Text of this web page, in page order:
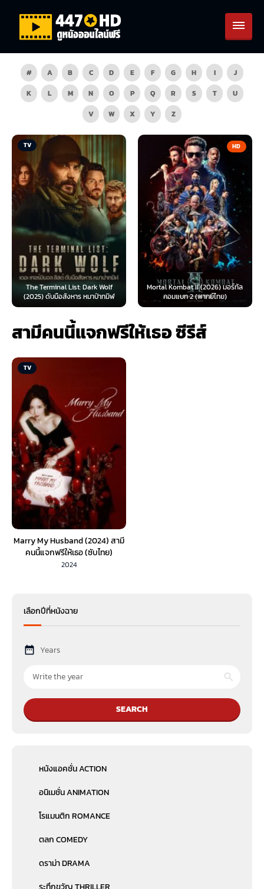
# A B C D E F G H I
J
K
L M N O P Q R S T
U
V
W X Y Z
TV
The Terminal List: Dark Wolf
(2025) ดับมือสังหาร หมาป่าทมิฬ
HD
Mortal Kombat II (2026) มอร์ทัล
คอมแบท 2 (พากย์ไทย)
สามีคนนี้แจกฟรีให้เธอ ซีรีส์
TV
Marry My Husband (2024) สามี
คนนี้แจกฟรีให้เธอ (ซับไทย)
2024
เลือกปีที่หนังฉาย
Years
SEARCH
หนังแอคชั่น ACTION
อนิเมชั่น ANIMATION
โรแมนติก ROMANCE
ตลก COMEDY
ดราม่า DRAMA